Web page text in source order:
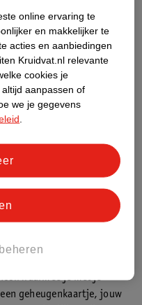
bezorgen in de
drogist. Dit betekent dat je
waarmee je met je
geheugenkaartje, jouw
online ervaring te
en makkelijker te
acties en aanbiedingen
Kruidvat.nl relevante
cookies je
aanpassen of
we je gegevens